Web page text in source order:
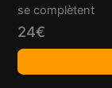
se complètent
24€